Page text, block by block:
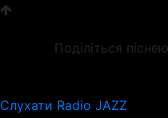
Поділіться
Слухати Radio JAZZ